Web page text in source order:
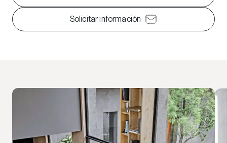
Solicitar información